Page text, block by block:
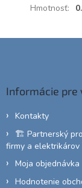
Hmotnosť:
Informácie pre
Kontakty
🏗️ Partnerský
firmy a elektrikárov
Moja objednávka
Hodnotenie